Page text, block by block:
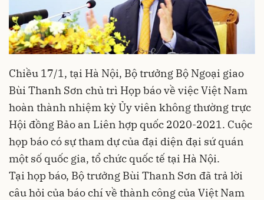
Chiều 17/1, tại Hà Nội, Bộ trưởng Bộ Ngoại giao
Bùi Thanh Sơn chủ trì Họp báo về việc Việt Nam
hoàn thành nhiệm kỳ Ủy viên không thường trực
Hội đồng Bảo an Liên hợp quốc 2020-2021. Cuộc
họp báo có sự tham dự của đại diện đại sứ quán
một số quốc gia, tổ chức quốc tế tại Hà Nội.
Tại họp báo, Bộ trưởng Bùi Thanh Sơn đã trả lời
câu hỏi của báo chí về thành công của Việt Nam